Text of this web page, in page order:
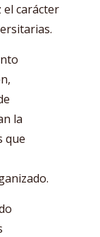
el carácter
la
que